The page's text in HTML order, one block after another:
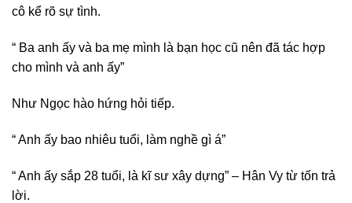
cô kể rõ sự tình.
“ Ba anh ấy và ba mẹ mình là bạn học cũ nên đã tác hợp
cho mình và anh ấy”
Như Ngọc hào hứng hỏi tiếp.
“ Anh ấy bao nhiêu tuổi, làm nghề gì á”
“ Anh ấy sắp 28 tuổi, là kĩ sư xây dựng” – Hân Vy từ tốn trả
lời.